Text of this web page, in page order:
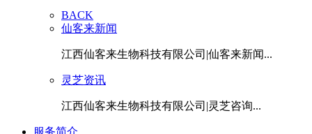
BACK
仙客来新闻
江西仙客来生物科技有限公司|仙客来新闻...
灵芝资讯
江西仙客来生物科技有限公司|灵芝咨询...
服务简介